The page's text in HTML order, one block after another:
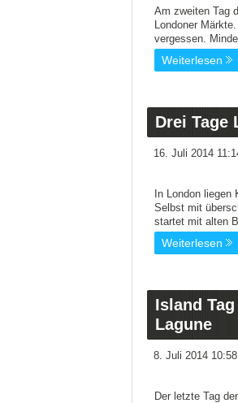
Am zweiten Tag
Londoner
vergessen.
Weiterlesen
Drei Tage
16. Juli 2014
In London
Selbst mit
startet mit alten
Weiterlesen
Island
Lagune
8. Juli 2014
Der letzte Tag